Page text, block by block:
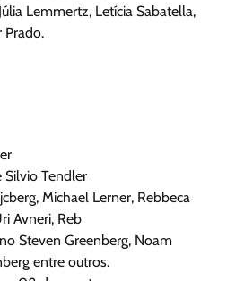
Lemmertz, Letícia Sabatella,
Prado.
Silvio Tendler
Michael Lerner, Rebbeca
Avneri, Reb
Steven Greenberg, Noam
entre outros.